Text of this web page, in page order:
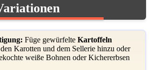
Füge gewürfelte Kartoffeln
Karotten und dem Sellerie hinzu oder
weiße Bohnen oder Kichererbsen